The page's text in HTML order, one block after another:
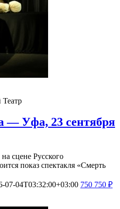
Театр
— Уфа, 23 сентября
сцене Русского
показ спектакля «Смерть
07-04T03:32:00+03:00 750 750 ₽